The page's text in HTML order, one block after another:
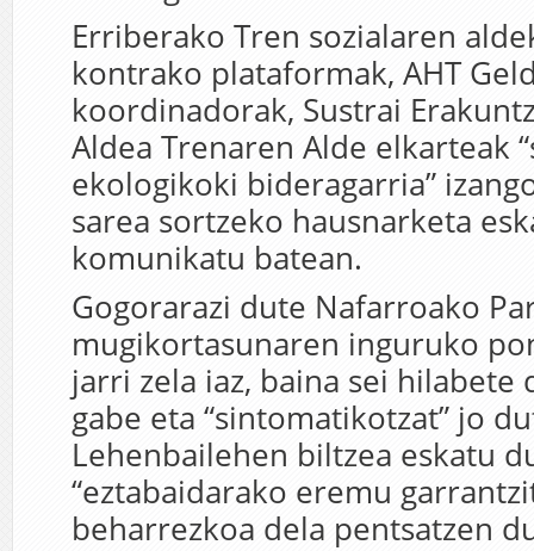
Erriberako Tren sozialaren
kontrako plataformak, AHT
koordinadorak, Sustrai
Aldea Trenaren Alde elkarteak
ekologikoki bideragarria”
sarea sortzeko hausnarketa
komunikatu batean.
Gogorarazi dute Nafarroako
mugikortasunaren inguruko
jarri zela iaz, baina sei hilabete
gabe eta “sintomatikotzat” jo
Lehenbailehen biltzea eskatu
“eztabaidarako eremu
beharrezkoa dela pentsatzen